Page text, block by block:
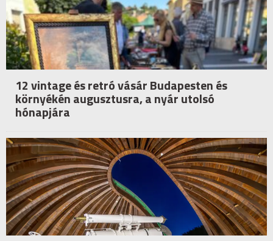
12 vintage és retró vásár Budapesten és
környékén augusztusra, a nyár utolsó
hónapjára